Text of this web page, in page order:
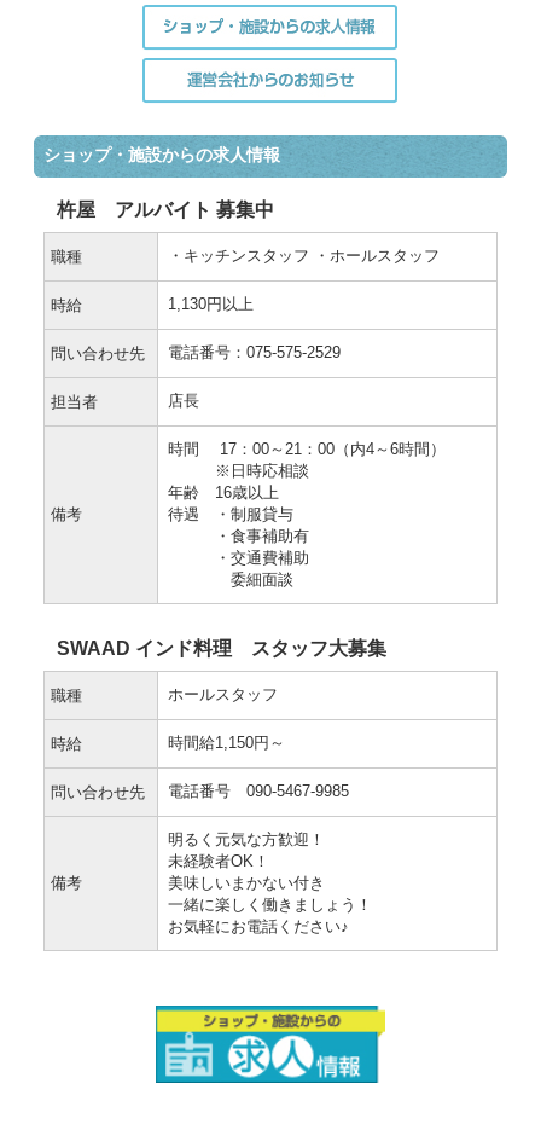
ショップ・施設からの求人情報
杵屋 アルバイト 募集中
職種 ・キッチンスタッフ ・ホールスタッフ
時給 1,130円以上
問い合わせ先 電話番号：075‐575‐2529
担当者 店長
備考
時間 17：00～21：00（内4～6時間）
※日時応相談
年齢 16歳以上
待遇 ・制服貸与
・食事補助有
・交通費補助
委細面談
SWAAD インド料理 スタッフ大募集
職種 ホールスタッフ
時給 時間給1,150円～
問い合わせ先 電話番号 090-5467-9985
備考
明るく元気な方歓迎！
未経験者OK！
美味しいまかない付き
一緒に楽しく働きましょう！
お気軽にお電話ください♪